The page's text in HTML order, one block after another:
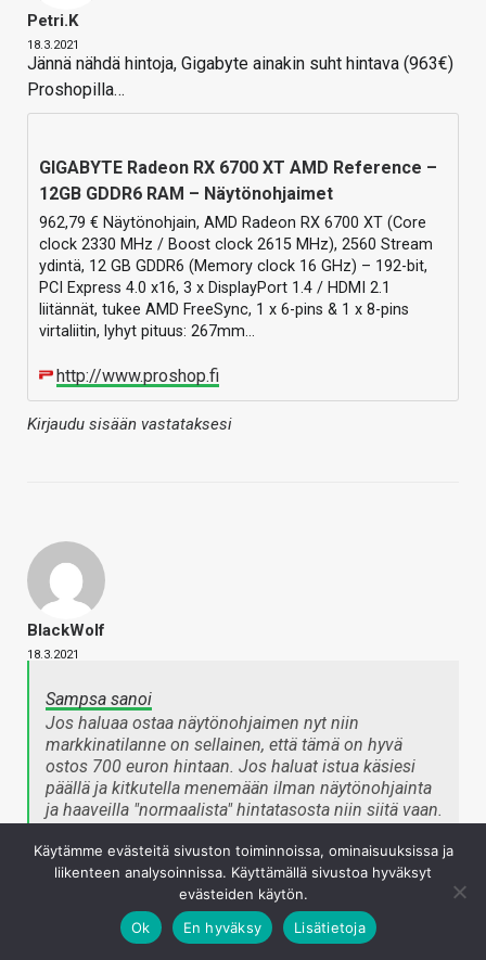
Petri.k
18.3.2021
Jännä nähdä hintoja, Gigabyte ainakin suht hintava (963€)
Proshopilla…
GIGABYTE Radeon RX 6700 XT AMD Reference –
12GB GDDR6 RAM – Näytönohjaimet
962,79 € Näytönohjain, AMD Radeon RX 6700 XT (Core
clock 2330 MHz / Boost clock 2615 MHz), 2560 Stream
ydintä, 12 GB GDDR6 (Memory clock 16 GHz) – 192-bit,
PCI Express 4.0 x16, 3 x DisplayPort 1.4 / HDMI 2.1
liitännät, tukee AMD FreeSync, 1 x 6-pins & 1 x 8-pins
virtaliitin, lyhyt pituus: 267mm…
http://www.proshop.fi
Kirjaudu sisään vastataksesi
BlackWolf
18.3.2021
Sampsa sanoi
Jos haluaa ostaa näytönohjaimen nyt niin
markkinatilanne on sellainen, että tämä on hyvä
ostos 700 euron hintaan. Jos haluat istua käsiesi
päällä ja kitkutella menemään ilman näytönohjainta
ja haaveilla "normaalista" hintatasosta niin siitä vaan.
Napsauta laajentaaksesi…
No ei kyllä siltikään ole hyvä hinta. Todennäköisemmin
menettää tulevina kuukausina satasia kuin hyötyy siitä,
Käytämme evästeitä sivuston toiminnoissa, ominaisuuksissa ja
liikenteen analysoinnissa. Käyttämällä sivustoa hyväksyt
evästeiden käytön.
Ok
En hyväksy Lisätietoja